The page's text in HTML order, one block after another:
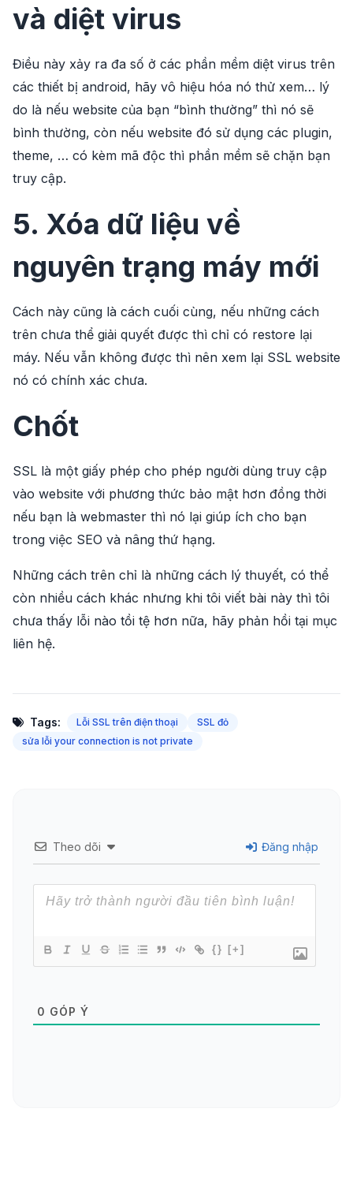
và diệt virus
Điều này xảy ra đa số ở các phần mềm diệt virus trên
các thiết bị android, hãy vô hiệu hóa nó thử xem… lý
do là nếu website của bạn “bình thường” thì nó sẽ
bình thường, còn nếu website đó sử dụng các plugin,
theme, … có kèm mã độc thì phần mềm sẽ chặn bạn
truy cập.
5. Xóa dữ liệu về
nguyên trạng máy mới
Cách này cũng là cách cuối cùng, nếu những cách
trên chưa thể giải quyết được thì chỉ có restore lại
máy. Nếu vẫn không được thì nên xem lại SSL website
nó có chính xác chưa.
Chốt
SSL là một giấy phép cho phép người dùng truy cập
vào website với phương thức bảo mật hơn đồng thời
nếu bạn là webmaster thì nó lại giúp ích cho bạn
trong việc SEO và nâng thứ hạng.
Những cách trên chỉ là những cách lý thuyết, có thể
còn nhiều cách khác nhưng khi tôi viết bài này thì tôi
chưa thấy lỗi nào tồi tệ hơn nữa, hãy phản hồi tại mục
liên hệ.
Tags: Lỗi SSL trên điện thoại
SSL đỏ
sửa lỗi your connection is not private
Theo dõi Đăng nhập
{} [+]
0 GÓP Ý